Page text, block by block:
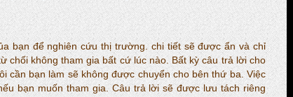
bạn để nghiên cứu thị trường. chi tiết sẽ được ẩn và chỉ
chối không tham gia bất cứ lúc nào. Bất kỳ câu trả lời cho
cần bạn làm sẽ không được chuyển cho bên thứ ba. Việc
bạn muốn tham gia. Câu trả lời sẽ được lưu tách riêng